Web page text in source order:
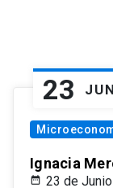
23 JUN
Ignacia
23 de